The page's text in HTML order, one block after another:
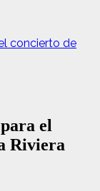
concierto de
el
Riviera